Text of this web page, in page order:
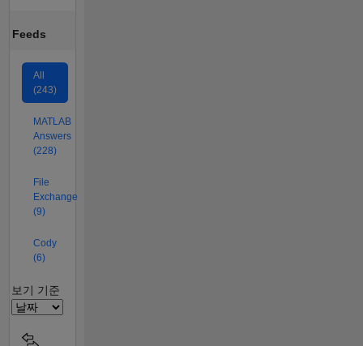
Feeds
All
(243)
MATLAB
Answers
(228)
File
Exchange
(9)
Cody
(6)
Filter2
보기 기준